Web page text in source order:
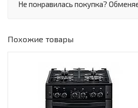
Не понравилась покупка?
Похожие товары